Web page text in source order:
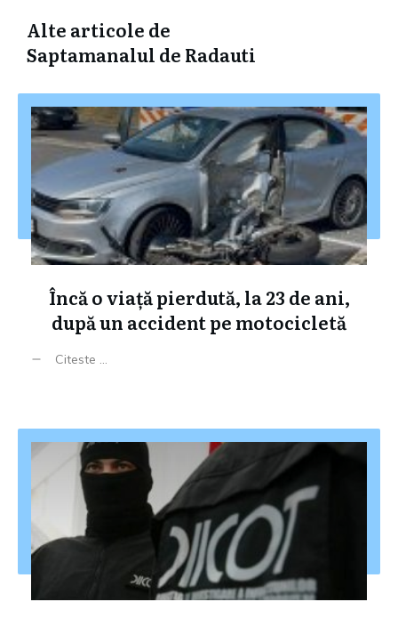
Alte articole de
Saptamanalul de Radauti
Încă o viață pierdută, la 23 de ani,
după un accident pe motocicletă
Citeste ...